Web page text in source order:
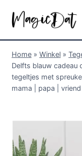
Home » Winkel »
Delfts blauw cadeau
tegeltjes met
mama | papa | vriend